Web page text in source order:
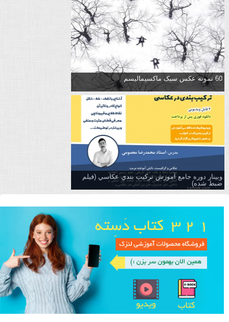
60 نمونه عکس سبک ماکسیمالیسم
وبینار دوره جامع آموزش تركيب بندي عكاسي (فیلم
ضبط شده)